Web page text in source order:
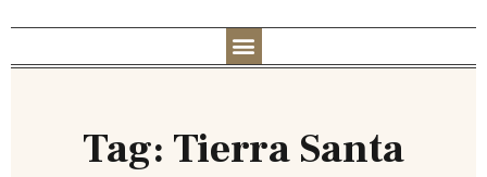
Tag: Tierra Santa